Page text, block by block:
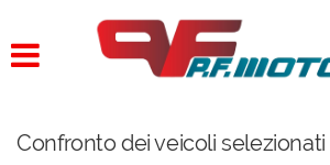
Confronto dei veicoli selezionati